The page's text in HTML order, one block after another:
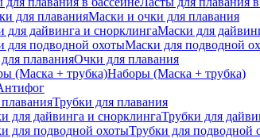
Маски и очки для плавания
Маски для
Маски для подводной
Очки для плавания
Наборы (Маска + трубка)
Трубки для плавания
Трубки для
Трубки для подводной